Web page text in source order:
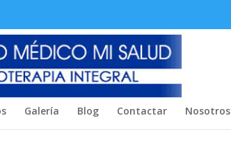
Galería Blog Contactar Nosotros